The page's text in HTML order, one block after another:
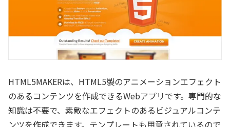
HTML5MAKERは、HTML5製のアニメーションエフェクト
のあるコンテンツを作成できるWebアプリです。専門的な
知識は不要で、素敵なエフェクトのあるビジュアルコンテ